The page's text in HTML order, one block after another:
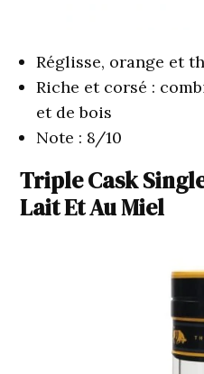
Réglisse, orange et
Riche et corsé :
et de bois
Note : 8/10
Triple Cask
Lait Et Au Miel